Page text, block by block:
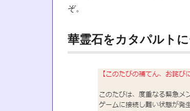
ぞ。
華霊石をカタパルト